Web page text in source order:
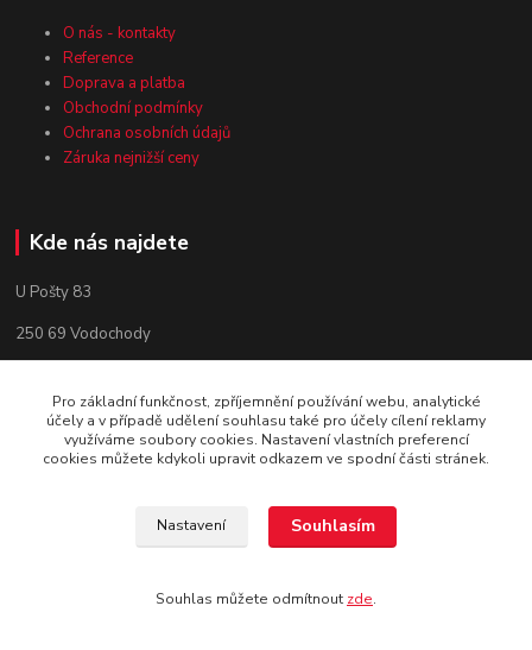
O nás - kontakty
Reference
Doprava a platba
Obchodní podmínky
Ochrana osobních údajů
Záruka nejnižší ceny
Kde nás najdete
U Pošty 83
250 69 Vodochody
Pro základní funkčnost, zpříjemnění používání webu, analytické
účely a v případě udělení souhlasu také pro účely cílení reklamy
využíváme soubory cookies. Nastavení vlastních preferencí
cookies můžete kdykoli upravit odkazem ve spodní části stránek.
Nastavení Souhlasím
Souhlas můžete odmítnout zde.